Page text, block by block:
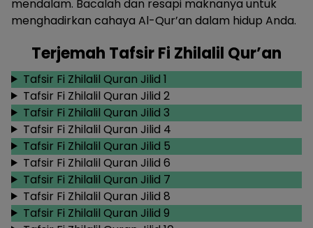
mendalam. Bacalah dan resapi maknanya untuk
menghadirkan cahaya Al-Qur’an dalam hidup Anda.
Terjemah Tafsir Fi Zhilalil Qur’an
Tafsir Fi Zhilalil Quran Jilid 1
Tafsir Fi Zhilalil Quran Jilid 2
Tafsir Fi Zhilalil Quran Jilid 3
Tafsir Fi Zhilalil Quran Jilid 4
Tafsir Fi Zhilalil Quran Jilid 5
Tafsir Fi Zhilalil Quran Jilid 6
Tafsir Fi Zhilalil Quran Jilid 7
Tafsir Fi Zhilalil Quran Jilid 8
Tafsir Fi Zhilalil Quran Jilid 9